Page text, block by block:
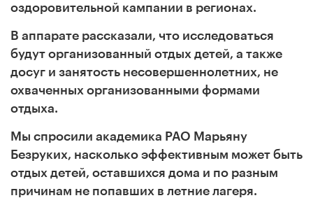
оздоровительной кампании в регионах.
В аппарате рассказали, что исследоваться
будут организованный отдых детей, а также
досуг и занятость несовершеннолетних, не
охваченных организованными формами
отдыха.
Мы спросили академика РАО Марьяну
Безруких, насколько эффективным может быть
отдых детей, оставшихся дома и по разным
причинам не попавших в летние лагеря.